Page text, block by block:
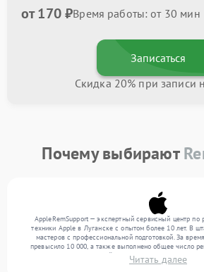
от 170 ₽Время работы: от 30 мин
Записаться
Скидка 20% при записи
Почему выбирают
AppleRemSupport — экспертный сервисный центр по
техники Apple в Луганске с опытом более 10 лет. В
мастеров с профессиональной подготовкой. За
превысило 10 000, а также выполнено общее число
Ежемесячно в сервисный центр поступает более 300
выполняем ремонт различного уровня сложности и
Читать далее